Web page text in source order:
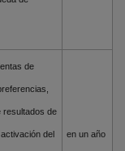
de
resultados de
del en un año